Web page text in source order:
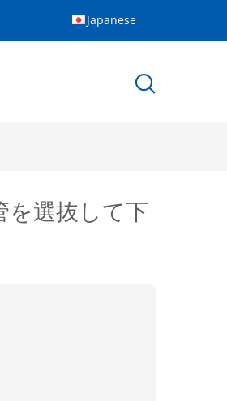
Japanese
選抜して下